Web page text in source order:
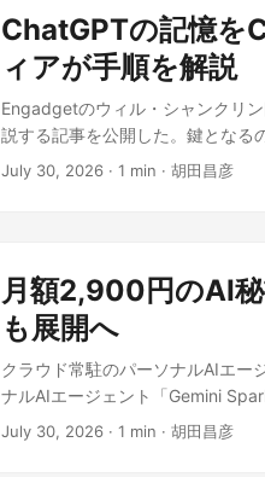
日本国内でもローカルLLMやAPI
内のクラウドサービスやオンプレ
表のベンチマークが根拠のすべて
合状況は、オープンウェイト公
Max」発表。来週は小型の
に、筆者の見解を加えて独自に執
ることが多い。 Altman氏は「私
考えている」と述べており、今回
とを自ら認めている。 日本市場
Service経由でGPT-5.6を利用し
る。 特にLunaの80%値下げは、
国内の開発者・スタートアップに
が広がった点は、国内でOpenAI
だろう。 出典: この記事は AI価格
筆者の見解を加えて独自に執筆し
自身が認めている。 OpenAIと
ロンティアモデル開発の加速が
と投稿した。手段の開発に向け
のDario Amodei氏や複数の共同
公開の自社研究「When AI builds
ドベースに統合されるコードの8
「Kimi K3」がAnthropicの「
氏も、制裁やエンティティリス
GPT-5.6 Solを上回ったとされ、
た。速度調整が米国だけでは完結
速の判断を下すのか。その具体的
透明なままだ。 日本から見たこの
ChatGPTの記憶を
ィアが手順を解説
Engadgetのウィル・シャンクリ
説する記事を公開した。鍵とな
インポート）」機能だ。これを使
価や、OpenAIと米国防総省
ント(Engadget / Will Shanklin氏
> メモリー」(新UIでは「設定 >
「他のAIプロバイダーからメモリ
ンプトをコピーする ChatGPT側
っていることを確認する(直近で
July 30, 2026 · 1 min · 胡田昌彦
月額2,900円のAI
も展開へ
クラウド常駐のパーソナルAIエー
ナルAIエージェント「Gemini
した。これまでは上位プラン「
July 30, 2026 · 1 min · 胡田昌彦